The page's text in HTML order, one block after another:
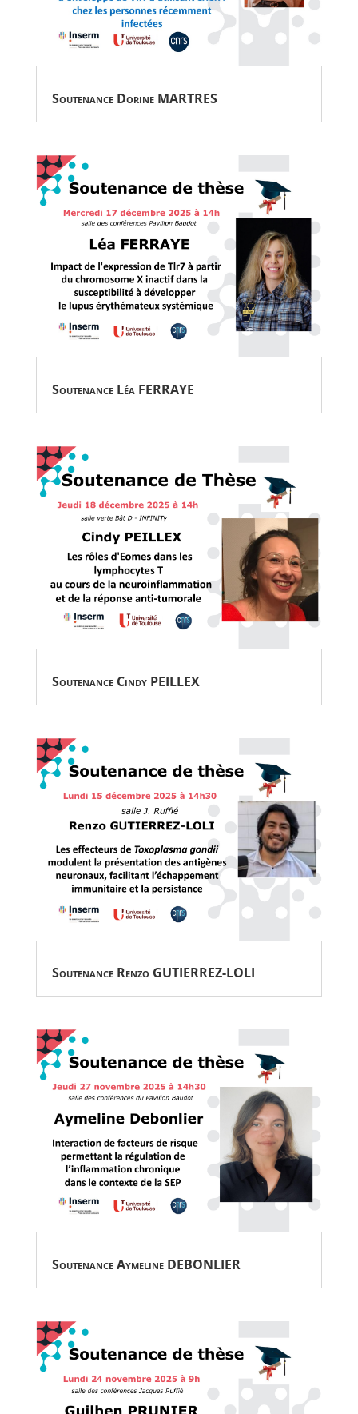
Soutenance Dorine MARTRES
Soutenance Léa FERRAYE
Soutenance Cindy PEILLEX
Soutenance Renzo GUTIERREZ-LOLI
Soutenance Aymeline DEBONLIER